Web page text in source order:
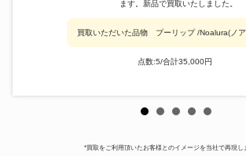
ます。新品で買取いたしました。
買取いただいた品物 プーリップ /Noalura(ノ
点数:5/合計35,000円
*買取をご利用頂いたお客様とのイメージを当社で再現し